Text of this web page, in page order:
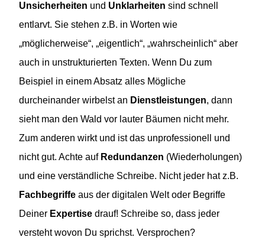
Unsicherheiten und Unklarheiten sind schnell
entlarvt. Sie stehen z.B. in Worten wie
„möglicherweise“, „eigentlich“, „wahrscheinlich“ aber
auch in unstrukturierten Texten. Wenn Du zum
Beispiel in einem Absatz alles Mögliche
durcheinander wirbelst an Dienstleistungen, dann
sieht man den Wald vor lauter Bäumen nicht mehr.
Zum anderen wirkt und ist das unprofessionell und
nicht gut. Achte auf Redundanzen (Wiederholungen)
und eine verständliche Schreibe. Nicht jeder hat z.B.
Fachbegriffe aus der digitalen Welt oder Begriffe
Deiner Expertise drauf! Schreibe so, dass jeder
versteht wovon Du sprichst. Versprochen?